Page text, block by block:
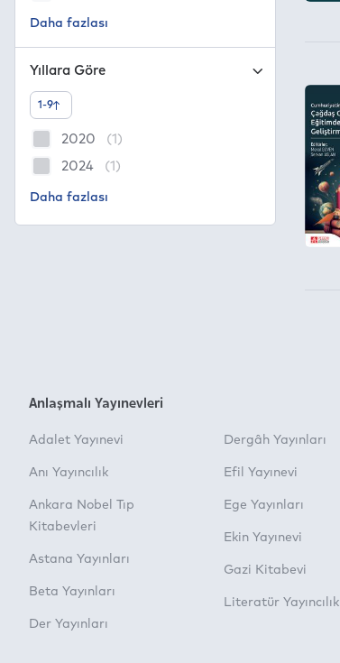
Yıllara Göre
1-9
2020
(1)
2024
(1)
Anlaşmalı Yayınevleri
Adalet Yayınevi
Anı Yayıncılık
Ankara Nobel Tıp
Kitabevleri
Astana Yayınları
Beta Yayınları
Der Yayınları
Dergâh Yayınları
Efil Yayınevi
Ege Yayınları
Ekin Yayınevi
Gazi Kitabevi
Literatür Yayıncılık